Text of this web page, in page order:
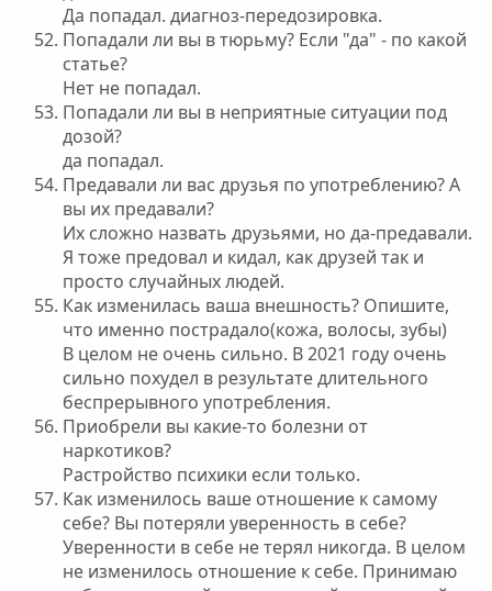
Да попадал. диагноз-передозировка.
Попадали ли вы в тюрьму? Если "да" - по какой
статье?
Нет не попадал.
Попадали ли вы в неприятные ситуации под
дозой?
да попадал.
Предавали ли вас друзья по употреблению? А
вы их предавали?
Их сложно назвать друзьями, но да-предавали.
Я тоже предовал и кидал, как друзей так и
просто случайных людей.
Как изменилась ваша внешность? Опишите,
что именно пострадало(кожа, волосы, зубы)
В целом не очень сильно. В 2021 году очень
сильно похудел в результате длительного
беспрерывного употребления.
Приобрели вы какие-то болезни от
наркотиков?
Растройство психики если только.
Как изменилось ваше отношение к самому
себе? Вы потеряли уверенность в себе?
Уверенности в себе не терял никогда. В целом
не изменилось отношение к себе. Принимаю